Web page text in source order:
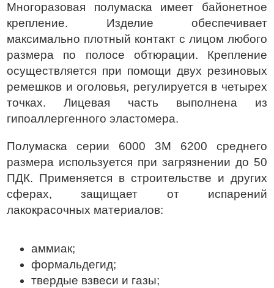
Многоразовая полумаска имеет байонетное
крепление. Изделие обеспечивает
максимально плотный контакт с лицом любого
размера по полосе обтюрации. Крепление
осуществляется при помощи двух резиновых
ремешков и оголовья, регулируется в четырех
точках. Лицевая часть выполнена из
гипоаллергенного эластомера.
Полумаска серии 6000 3М 6200 среднего
размера используется при загрязнении до 50
ПДК. Применяется в строительстве и других
сферах, защищает от испарений
лакокрасочных материалов:
аммиак;
формальдегид;
твердые взвеси и газы;